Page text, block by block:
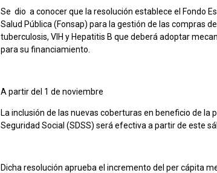
Se dio a conocer que la resolución establece el Fondo
Salud Pública (Fonsap) para la gestión de las compras
tuberculosis, VIH y Hepatitis B que deberá adoptar
para su financiamiento.
A partir del 1 de noviembre
La inclusión de las nuevas coberturas en beneficio de la
Seguridad Social (SDSS) será efectiva a partir de este
Dicha resolución aprueba el incremento del per cápita